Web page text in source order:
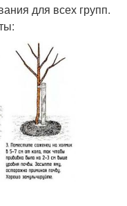
для всех групп.